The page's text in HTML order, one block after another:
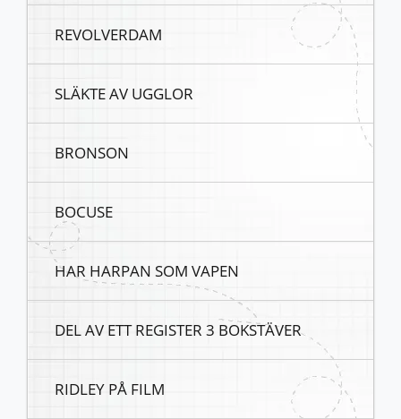
REVOLVERDAM
SLÄKTE AV UGGLOR
BRONSON
BOCUSE
HAR HARPAN SOM VAPEN
DEL AV ETT REGISTER 3 BOKSTÄVER
RIDLEY PÅ FILM